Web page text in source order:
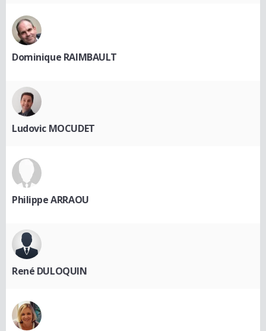
Dominique RAIMBAULT
Ludovic MOCUDET
Philippe ARRAOU
René DULOQUIN